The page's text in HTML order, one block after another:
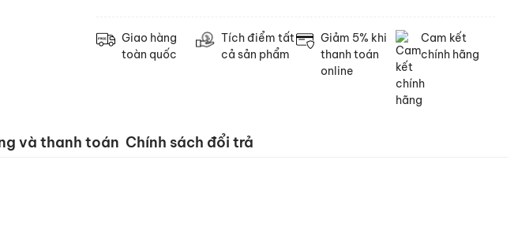
Giao hàng
toàn quốc
Tích điểm tất
cả sản phẩm
Giảm 5% khi
thanh toán
online
Cam kết
chính hãng
và thanh toán Chính sách đổi trả